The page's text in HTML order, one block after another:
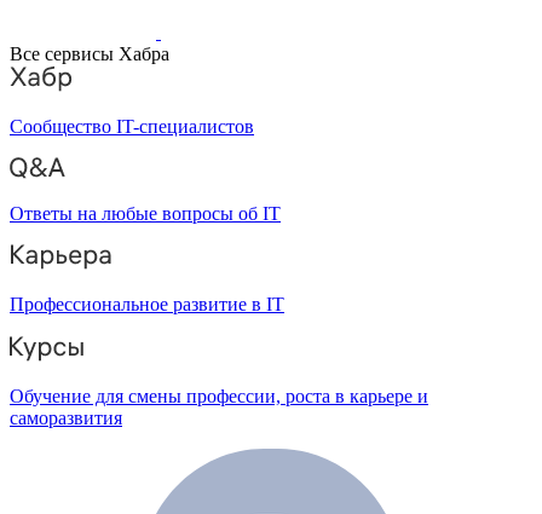
Все сервисы Хабра
Сообщество IT-специалистов
Ответы на любые вопросы об IT
Профессиональное развитие в IT
Обучение для смены профессии, роста в карьере и
саморазвития